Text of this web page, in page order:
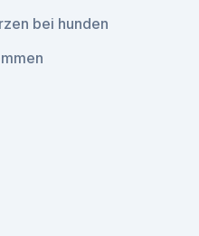
bei hunden